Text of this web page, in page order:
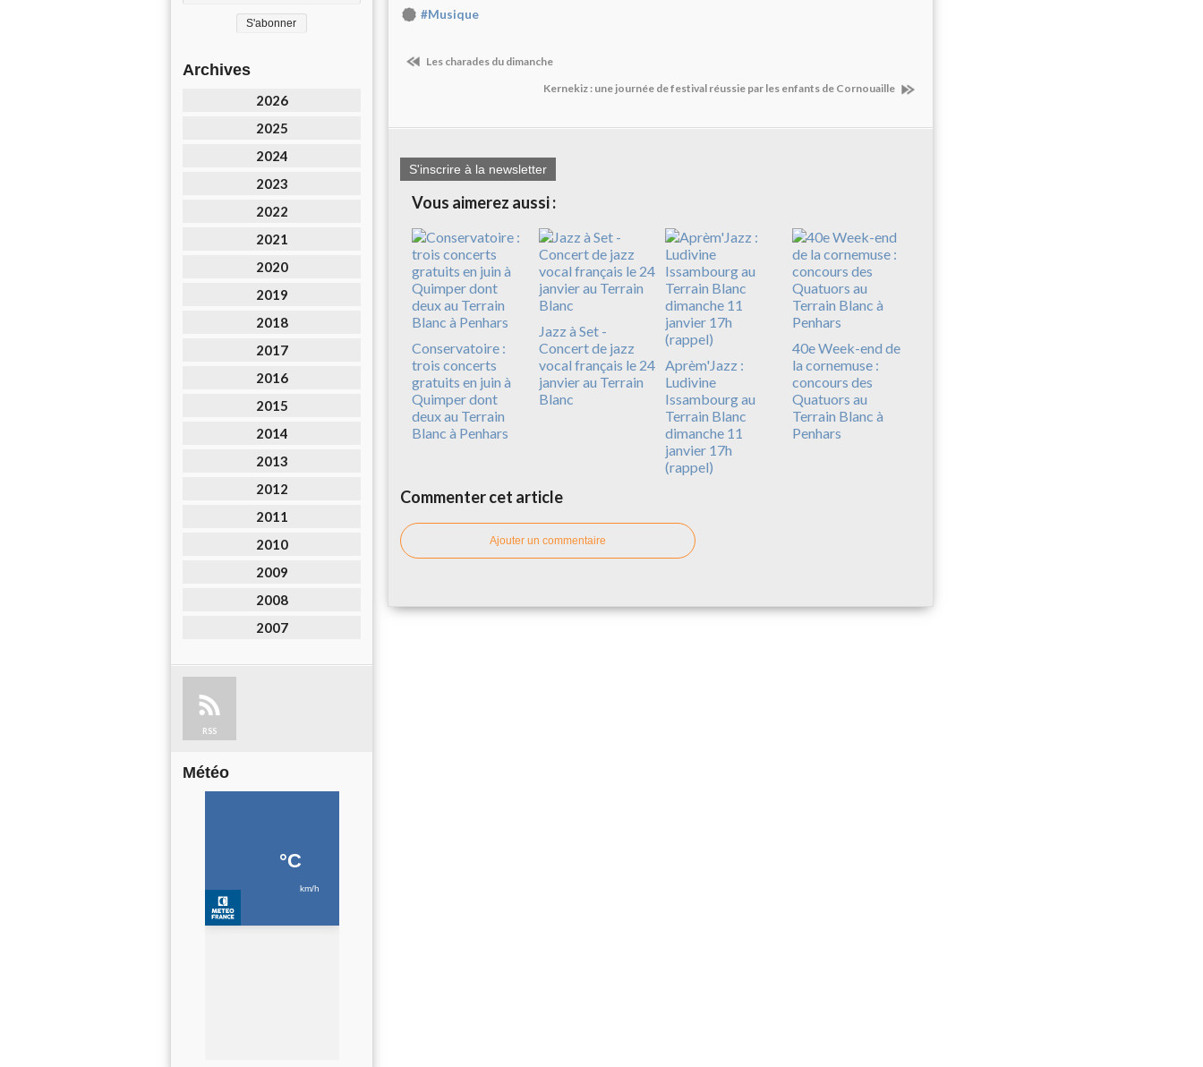
Archives
2026
2025
2024
2023
2022
2021
2020
2019
2018
2017
2016
2015
2014
2013
2012
2011
2010
2009
2008
2007
RSS
Météo
#Musique
Les charades du dimanche
Kernekiz : une journée de festival réussie par les enfants de Cornouaille
S'inscrire à la newsletter
Vous aimerez aussi :
Conservatoire :
trois concerts
gratuits en juin à
Quimper dont
deux au Terrain
Blanc à Penhars
Jazz à Set -
Concert de jazz
vocal français le 24
janvier au Terrain
Blanc
Aprèm'Jazz :
Ludivine
Issambourg au
Terrain Blanc
dimanche 11
janvier 17h
(rappel)
40e Week-end de
la cornemuse :
concours des
Quatuors au
Terrain Blanc à
Penhars
Commenter cet article
Ajouter un commentaire